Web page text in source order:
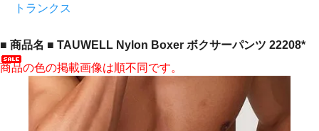
トランクス
■ 商品名 ■ TAUWELL Nylon Boxer ボクサーパンツ 22208*
商品の色の掲載画像は順不同です。